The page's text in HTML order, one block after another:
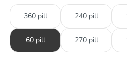
360 pill 240 pill
60 pill 270 pill